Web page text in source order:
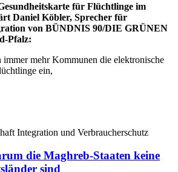
für Flüchtlinge im
Daniel Köbler, Sprecher für
von BÜNDNIS 90/DIE GRÜNEN
Pfalz:
immer mehr Kommunen die elektronische
ein,
Integration und Verbraucherschutz
die Maghreb-Staaten keine
sind